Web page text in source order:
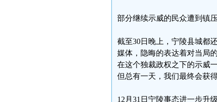
部分继续示威的民众遭到镇
截至30日晚上，宁陵县城都
媒体，隐晦的表达着对当局
在这个独裁政权之下的示威
但总有一天，我们最终会获
12月31日宁陵事态进一步升